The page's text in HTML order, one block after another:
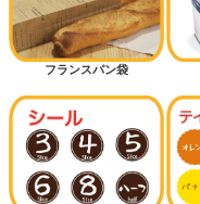
フランスパン袋